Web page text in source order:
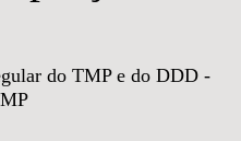
do TMP e do DDD -